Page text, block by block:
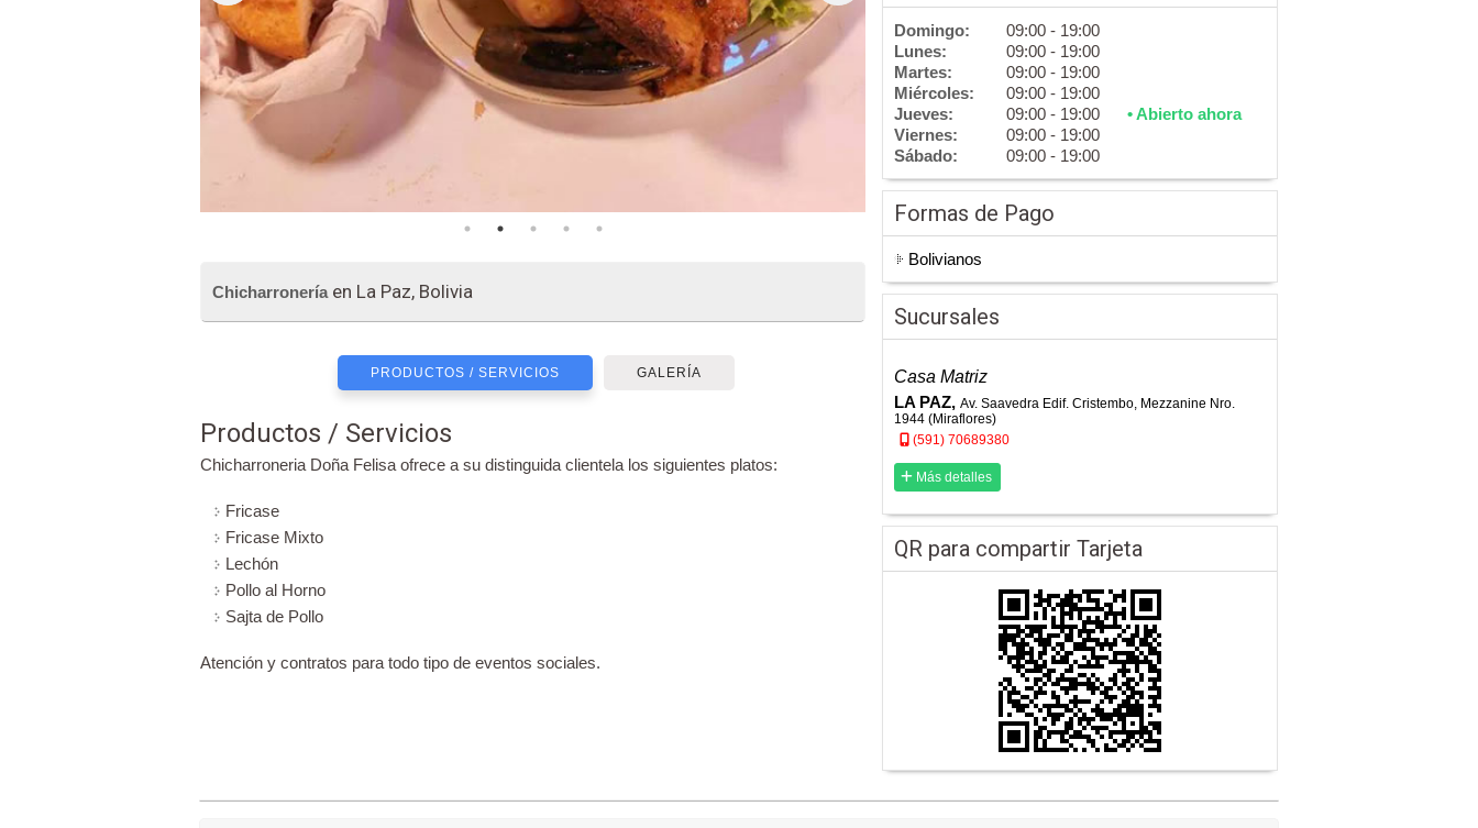
Chicharroneríaen La Paz, Bolivia
PRODUCTOS / SERVICIOS GALERÍA
Productos / Servicios
Chicharroneria Doña Felisa ofrece a su distinguida clientela los siguientes platos:
Fricase
Fricase Mixto
Lechón
Pollo al Horno
Sajta de Pollo
Atención y contratos para todo tipo de eventos sociales.
Domingo:
09:00 - 19:00
Lunes:
09:00 - 19:00
Martes:
09:00 - 19:00
Miércoles:
09:00 - 19:00
Jueves:
09:00 - 19:00
• Abierto ahora
Viernes:
09:00 - 19:00
Sábado:
09:00 - 19:00
Formas de Pago
Bolivianos
Sucursales
Casa Matriz
LA PAZ, Av. Saavedra Edif. Cristembo, Mezzanine Nro.
1944 (Miraflores)
(591) 70689380
Más detalles
QR para compartir Tarjeta